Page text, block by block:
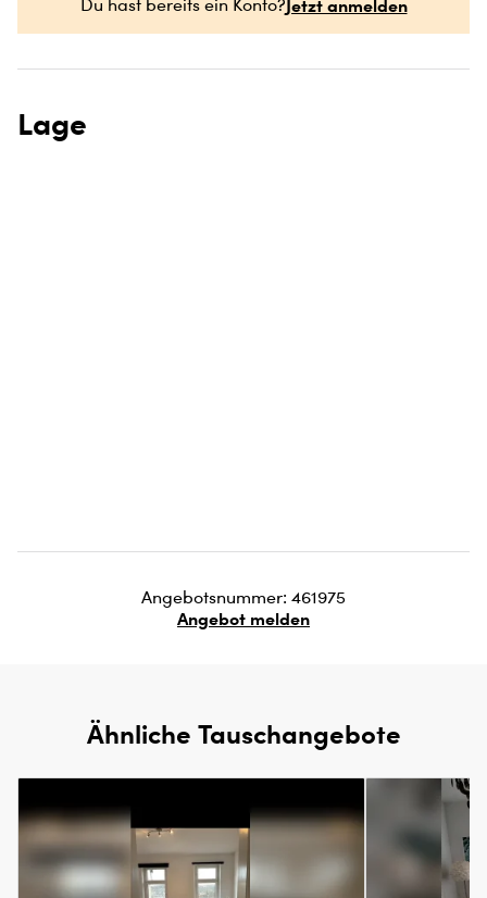
Du hast bereits ein Konto? Jetzt anmelden
Lage
Angebotsnummer: 461975
Angebot melden
Ähnliche Tauschangebote